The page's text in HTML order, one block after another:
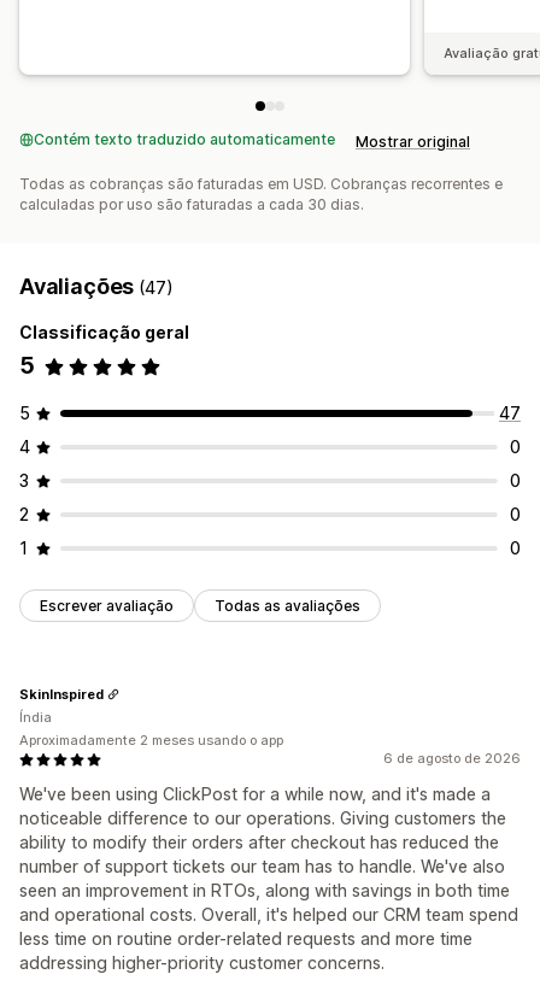
Avaliação
Contém texto traduzido automaticamente Mostrar original
Todas as cobranças são faturadas em USD. Cobranças recorrentes e
calculadas por uso são faturadas a cada 30 dias.
Avaliações (47)
Classificação geral
5
5
47
4
0
3
0
2
0
1
0
Escrever avaliação Todas as avaliações
6 de agosto de 2026
We've been using ClickPost for a while now, and it's made a
noticeable difference to our operations. Giving customers the
ability to modify their orders after checkout has reduced the
number of support tickets our team has to handle. We've also
seen an improvement in RTOs, along with savings in both time
and operational costs. Overall, it's helped our CRM team spend
less time on routine order-related requests and more time
addressing higher-priority customer concerns.
SkinInspired
Índia
Aproximadamente 2 meses usando o app